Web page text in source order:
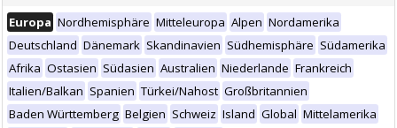
Europa Nordhemisphäre Mitteleuropa Alpen Nordamerika
Deutschland Dänemark Skandinavien Südhemisphäre Südamerika
Afrika Ostasien Südasien Australien Niederlande Frankreich
Italien/Balkan Spanien Türkei/Nahost Großbritannien
Baden Württemberg Belgien Schweiz Island Global Mittelamerika